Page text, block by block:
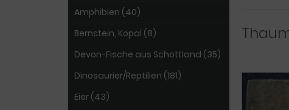
Amphibien (40)
Bernstein, Kopal (8)
Devon-Fische aus Schottland (35)
Dinosaurier/Reptilien (181)
Eier (43)